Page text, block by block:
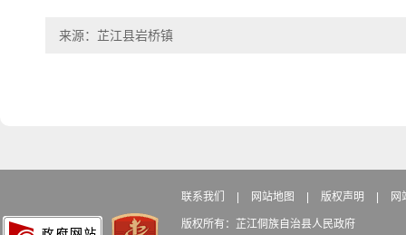
来源：芷江县岩桥镇
联系我们 网站地图 版权声明 网
版权所有：芷江侗族自治县人民政府